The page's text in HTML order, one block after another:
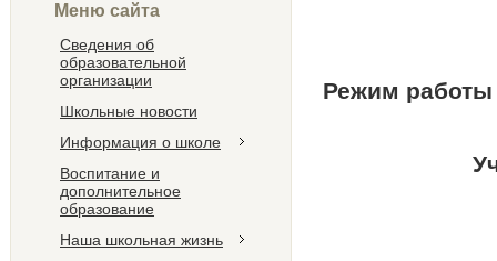
Меню сайта
Сведения об
образовательной
организации
Школьные новости
Информация о школе
Воспитание и
дополнительное
образование
Наша школьная жизнь
Режим работы